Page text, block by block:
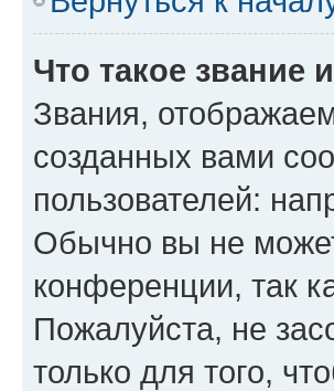
Что такое звание
Звания,
созданных вами
пользователей:
Обычно вы не
конференции, так
Пожалуйста, не
только для того,